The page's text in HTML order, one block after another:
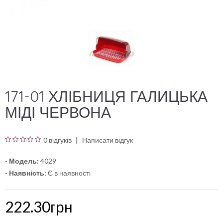
171-01 ХЛІБНИЦЯ ГАЛИЦЬКА
МІДІ ЧЕРВОНА
0 відгуків Написати відгук
- Модель: 4029
- Наявність: Є в наявності
222.30грн